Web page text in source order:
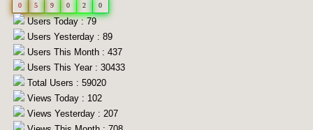
0 5 9 0 2 0
Users Today : 79
Users Yesterday : 89
Users This Month : 437
Users This Year : 30433
Total Users : 59020
Views Today : 102
Views Yesterday : 207